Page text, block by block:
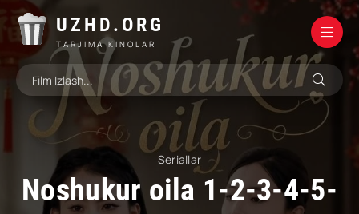
UZHD.ORG
TARJIMA KINOLAR
Seriallar
Noshukur oila 1-2-3-4-5-